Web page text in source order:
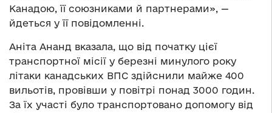
Канадою, її союзниками й партнерами», —
йдеться у її повідомленні.
Аніта Ананд вказала, що від початку цієї
транспортної місії у березні минулого року
літаки канадських ВПС здійснили майже 400
вильотів, провівши у повітрі понад 3000 годин.
За їх участі було транспортовано допомогу від